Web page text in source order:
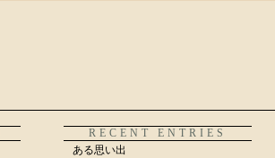
RECENT ENTRIES
ある思い出